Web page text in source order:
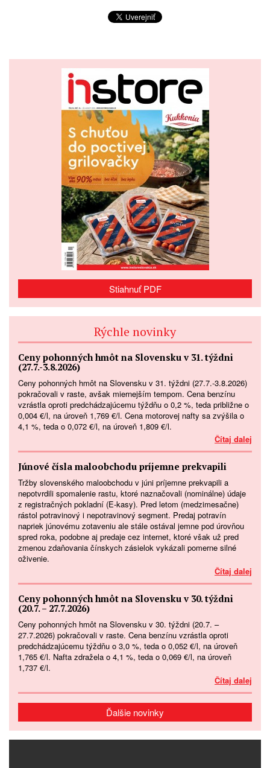
Stiahnuť PDF
Rýchle novinky
Ceny pohonných hmôt na Slovensku v 31. týždni
(27.7.-3.8.2026)
Ceny pohonných hmôt na Slovensku v 31. týždni (27.7.-3.8.2026)
pokračovali v raste, avšak miernejším tempom. Cena benzínu
vzrástla oproti predchádzajúcemu týždňu o 0,2 %, teda približne o
0,004 €/l, na úroveň 1,769 €/l. Cena motorovej nafty sa zvýšila o
4,1 %, teda o 0,072 €/l, na úroveň 1,809 €/l.
Čítaj dalej
Júnové čísla maloobchodu príjemne prekvapili
Tržby slovenského maloobchodu v júni príjemne prekvapili a
nepotvrdili spomalenie rastu, ktoré naznačovali (nominálne) údaje
z registračných pokladní (E-kasy). Pred letom (medzimesačne)
rástol potravinový i nepotravinový segment. Predaj potravín
napriek júnovému zotaveniu ale stále ostával jemne pod úrovňou
spred roka, podobne aj predaje cez internet, ktoré však už pred
zmenou zdaňovania čínskych zásielok vykázali pomerne silné
oživenie.
Čítaj dalej
Ceny pohonných hmôt na Slovensku v 30. týždni
(20.7. – 27.7.2026)
Ceny pohonných hmôt na Slovensku v 30. týždni (20.7. –
27.7.2026) pokračovali v raste. Cena benzínu vzrástla oproti
predchádzajúcemu týždňu o 3,0 %, teda o 0,052 €/l, na úroveň
1,765 €/l. Nafta zdražela o 4,1 %, teda o 0,069 €/l, na úroveň
1,737 €/l.
Čítaj dalej
Ďalšie novinky